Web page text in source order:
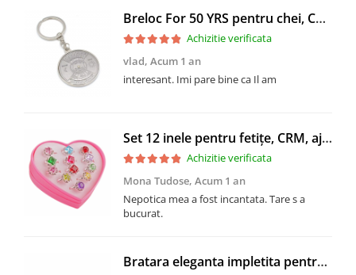
Breloc For 50 YRS pentru chei, CRM, design calendar, argintiu, rotund
Achizitie verificata
vlad, Acum 1 an
interesant. Imi pare bine ca Il am
Set 12 inele pentru fetițe, CRM, ajustabile, multicolor
Achizitie verificata
Mona Tudose, Acum 1 an
Nepotica mea a fost incantata. Tare s a
bucurat.
Bratara eleganta impletita pentru femei, CRM, model semirigid, deschis, argintiu